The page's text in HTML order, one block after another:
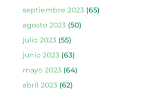
septiembre 2023(65)
agosto 2023(50)
julio 2023(55)
junio 2023(63)
mayo 2023(64)
abril 2023(62)